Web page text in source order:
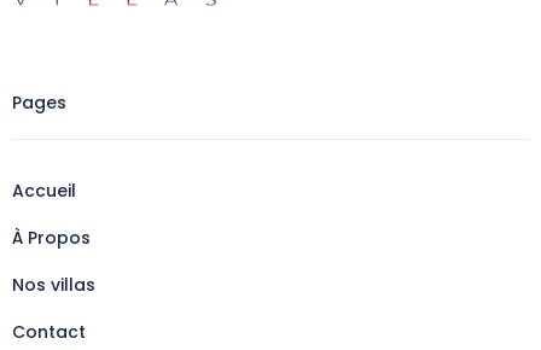
Pages
Accueil
À Propos
Nos villas
Contact